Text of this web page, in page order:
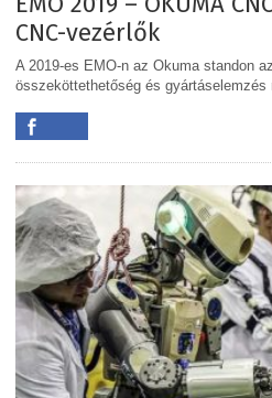
CNC-vezérlők
A 2019-es EMO-n az Okuma standon
összeköttethetőség és gyártáselemzés